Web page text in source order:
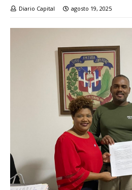
Diario Capital agosto 19, 2025